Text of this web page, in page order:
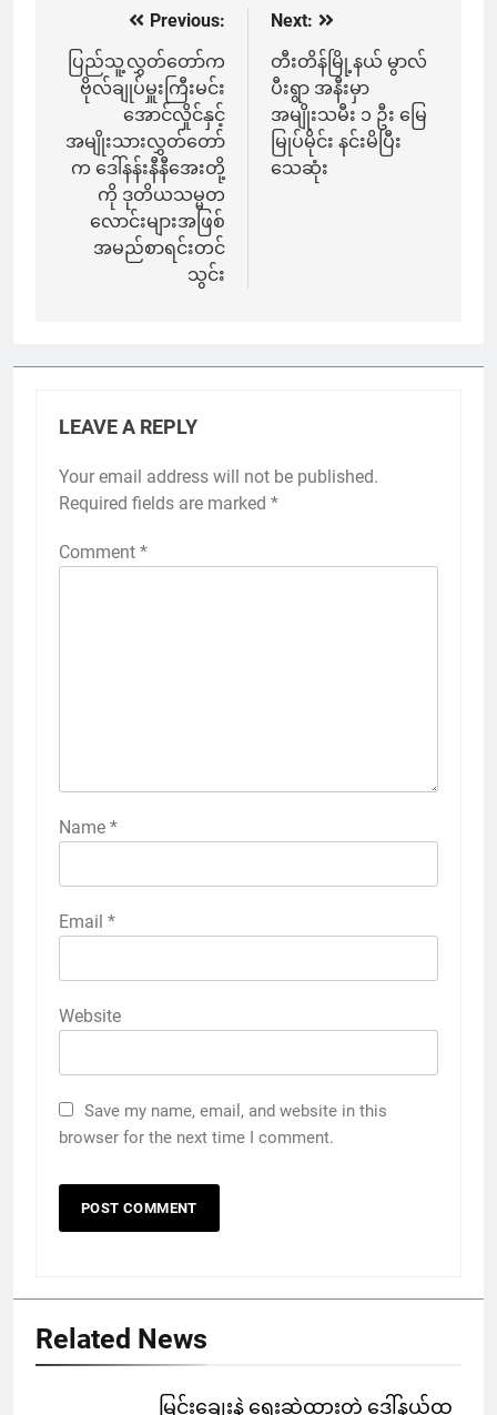
navigation
Previous:
ပြည်သူ့လွှတ်တော်က
ဗိုလ်ချုပ်မှူးကြီးမင်း
အောင်လှိုင်နှင့်
အမျိုးသားလွှတ်တော်
က ဒေါ်နန်းနီနီအေးတို့
ကို ဒုတိယသမ္မတ
လောင်းများအဖြစ်
အမည်စာရင်းတင်
သွင်း
Next:
တီးတိန်မြို့နယ် မွာလ်
ပီးရွာ အနီးမှာ
အမျိုးသမီး ၁ ဦး မြေ
မြုပ်မိုင်း နင်းမိပြီး
သေဆုံး
LEAVE A REPLY
Your email address will not be published.
Required fields are marked *
Comment *
Name *
Email *
Website
Save my name, email, and website in this
browser for the next time I comment.
Related News
မြင်းချေးနဲ့ ရေးဆွဲထားတဲ့ ဒေါ်နယ်ထ